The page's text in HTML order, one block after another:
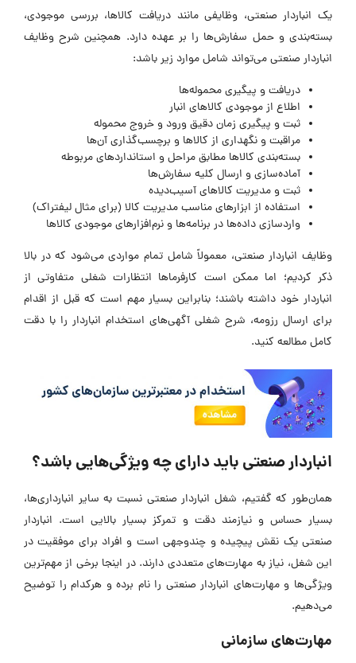
یک انباردار صنعتی، وظایفی مانند دریافت کالاها، بررسی موجودی،
بسته‌بندی و حمل سفارش‌ها را بر عهده دارد. همچنین شرح وظایف
انباردار صنعتی می‌تواند شامل موارد زیر باشد:
دریافت و پیگیری محموله‌ها
اطلاع از موجودی کالاهای انبار
ثبت و پیگیری زمان دقیق ورود و خروج محموله
مراقبت و نگهداری از کالاها و برچسب‌گذاری آن‌ها
بسته‌بندی کالاها مطابق مراحل و استانداردهای مربوطه
آماده‌سازی و ارسال کلیه سفارش‌ها
ثبت و مدیریت کالاهای آسیب‌دیده
استفاده از ابزارهای مناسب مدیریت کالا (برای مثال لیفتراک)
واردسازی داده‌ها در برنامه‌ها و نرم‌افزارهای موجودی کالاها
وظایف انباردار صنعتی، معمولاً شامل تمام مواردی می‌شود که در بالا
ذکر کردیم؛ اما ممکن است کارفرماها انتظارات شغلی متفاوتی از
انباردار خود داشته باشند؛ بنابراین بسیار مهم است که قبل از اقدام
برای ارسال رزومه، شرح شغلی آگهی‌های استخدام انباردار را با دقت
کامل مطالعه کنید.
انباردار صنعتی باید دارای چه ویژگی‌هایی باشد؟
همان‌طور که گفتیم، شغل انباردار صنعتی نسبت به سایر انبارداری‌ها،
بسیار حساس و نیازمند دقت و تمرکز بسیار بالایی است. انباردار
صنعتی یک نقش پیچیده و چندوجهی است و افراد برای موفقیت در
این شغل، نیاز به مهارت‌های متعددی دارند. در اینجا برخی از مهم‌ترین
ویژگی‌ها و مهارت‌های انباردار صنعتی را نام برده و هرکدام را توضیح
می‌دهیم.
مهارت‌های سازمانی